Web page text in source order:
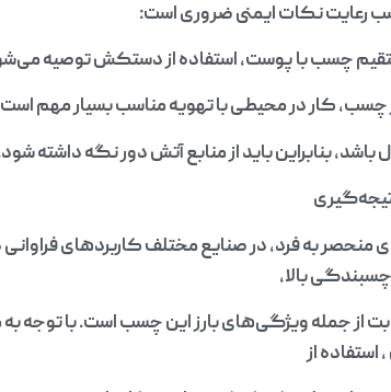
رعایت نکات ایمنی ضروری است:
چسب با پوست، استفاده از دستکش توصیه
چسب، کار در محیطی با تهویه مناسب بسیار مهم
منحصر به فرد، در صنایع مختلف کاربردهای فراوانی
بالا،
از جمله ویژگی‌های بارز این چسب است. با توجه به
استفاده از